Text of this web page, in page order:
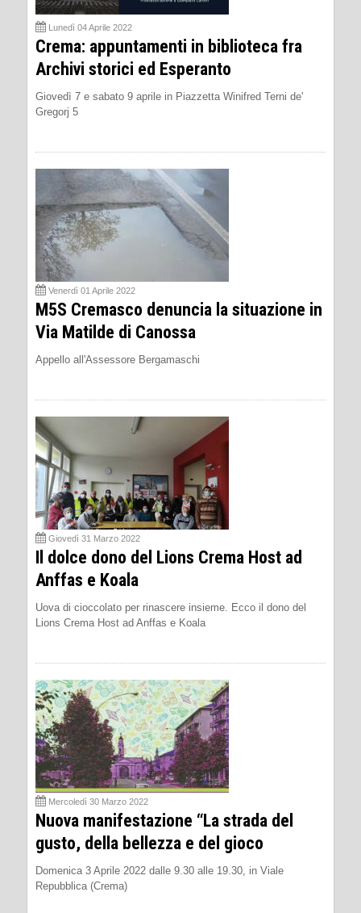
Lunedì 04 Aprile 2022
Crema: appuntamenti in biblioteca fra
Archivi storici ed Esperanto
Giovedì 7 e sabato 9 aprile in Piazzetta Winifred Terni de'
Gregorj 5
Venerdì 01 Aprile 2022
M5S Cremasco denuncia la situazione in
Via Matilde di Canossa
Appello all'Assessore Bergamaschi
Giovedì 31 Marzo 2022
Il dolce dono del Lions Crema Host ad
Anffas e Koala
Uova di cioccolato per rinascere insieme. Ecco il dono del
Lions Crema Host ad Anffas e Koala
Mercoledì 30 Marzo 2022
Nuova manifestazione “La strada del
gusto, della bellezza e del gioco
Domenica 3 Aprile 2022 dalle 9.30 alle 19.30, in Viale
Repubblica (Crema)